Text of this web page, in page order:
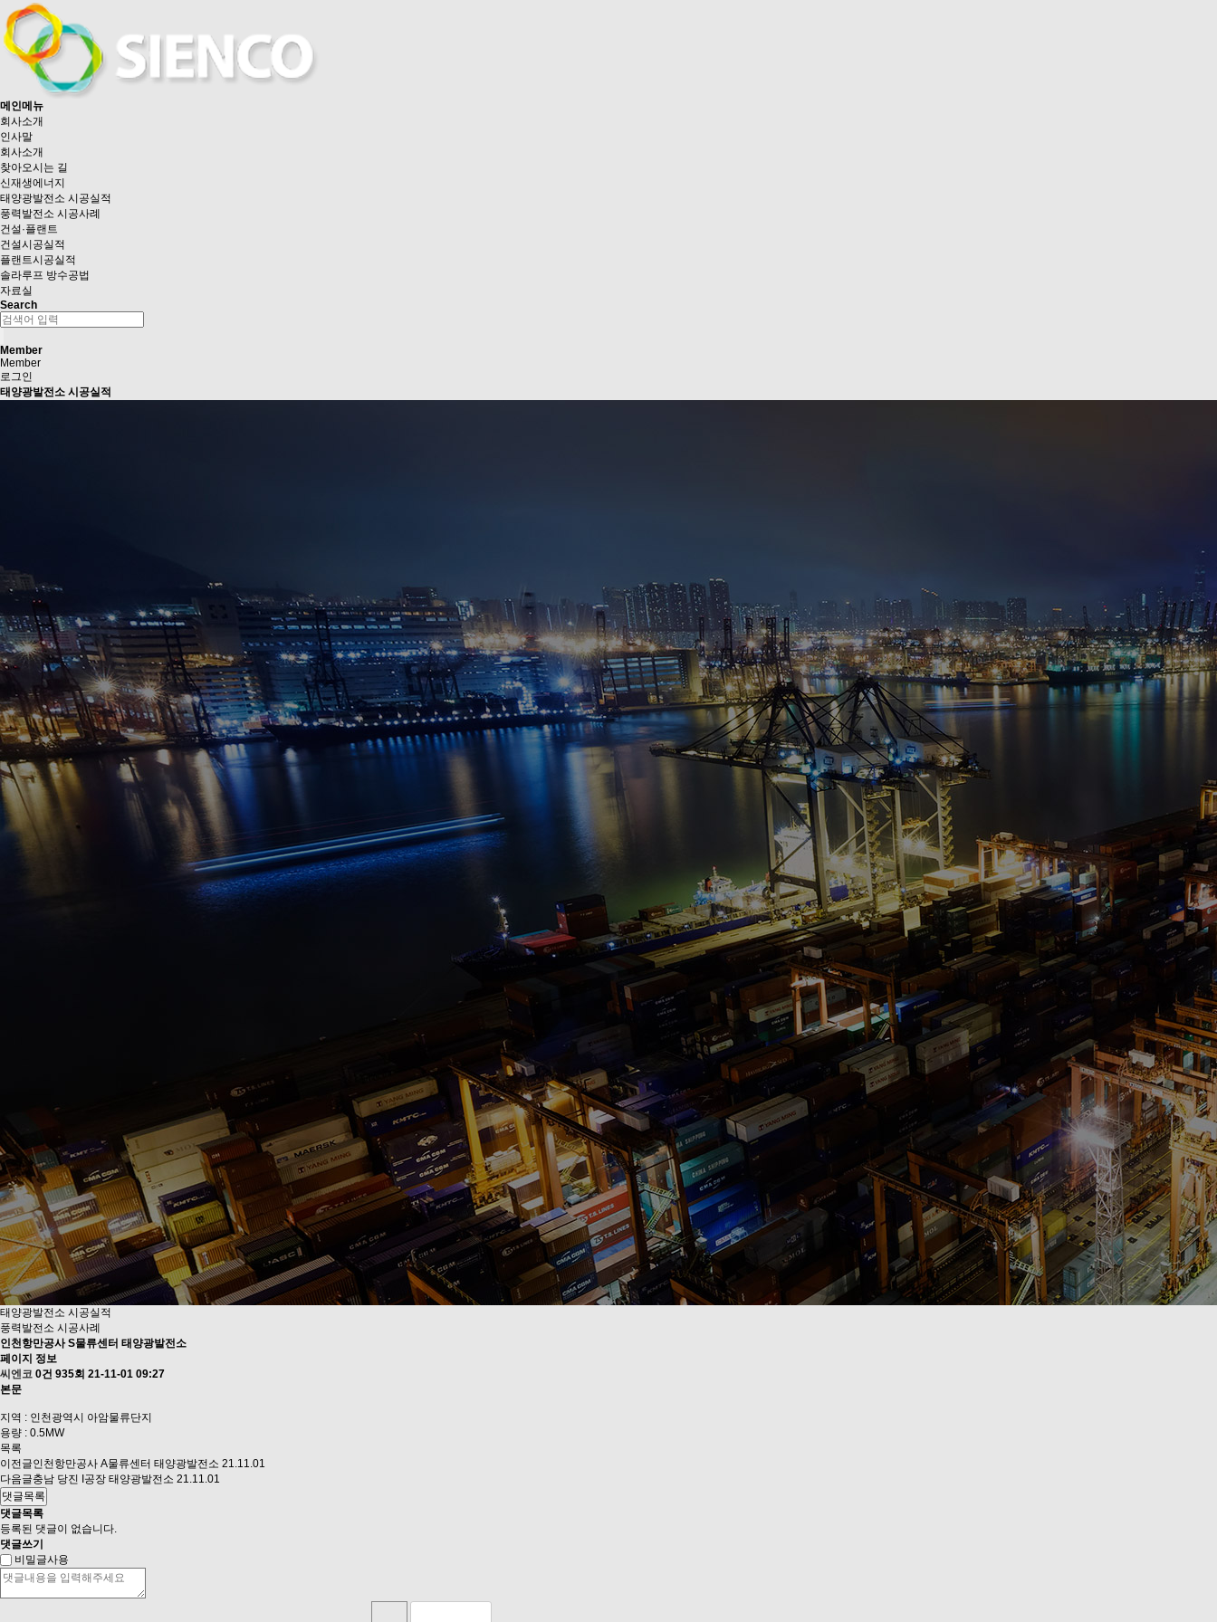
메인메뉴
회사소개
인사말
회사소개
찾아오시는 길
신재생에너지
태양광발전소 시공실적
풍력발전소 시공사례
건설·플랜트
건설시공실적
플랜트시공실적
솔라루프 방수공법
자료실
Search
Member
Member
로그인
태양광발전소 시공실적
태양광발전소 시공실적
풍력발전소 시공사례
인천항만공사 S물류센터 태양광발전소
페이지 정보
씨엔코 0건 935회 21-11-01 09:27
본문
지역 : 인천광역시 아암물류단지
용량 : 0.5MW
목록
이전글인천항만공사 A물류센터 태양광발전소 21.11.01
다음글충남 당진 I공장 태양광발전소 21.11.01
댓글목록
댓글목록
등록된 댓글이 없습니다.
댓글쓰기
비밀글사용